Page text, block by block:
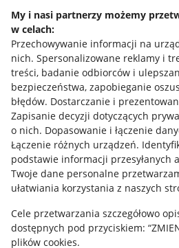
My i nasi partnerzy możemy
w celach:
Przechowywanie informacji na
nich. Spersonalizowane reklamy i
treści, badanie odbiorców i
bezpieczeństwa, zapobieganie
błędów. Dostarczanie i
Zapisanie decyzji dotyczących
o nich. Dopasowanie i łączenie
Łączenie różnych urządzeń.
podstawie informacji przesyłanych
Twoje dane personalne
ułatwiania korzystania z naszych
Cele przetwarzania szczegółowo
dostępnych pod przyciskiem:
plików cookies.
Allegro Gadane dla sprzedających
Allegro Gadane dla kupujących
Mapa miejscowości
Informacje prawne
Regulamin
Polityka plików "cookies"
Ustawienia plików "cookies"
Udostępnianie lokalizacji
Informacje dla Aktu o Usługach